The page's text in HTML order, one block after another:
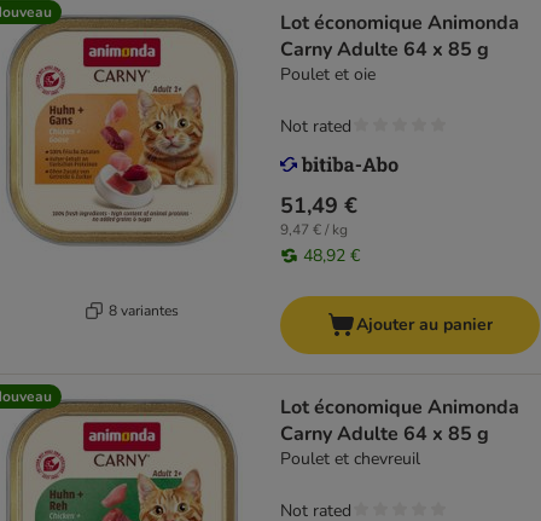
8 variantes
Lot économique Animonda
Carny Adulte 64 x 85 g
Poulet et oie
51,49 €
9,47 € / kg
48,92 €
Not rated
Ajouter au panier
Lot économique Animonda
Carny Adulte 64 x 85 g
Poulet et chevreuil
Not rated